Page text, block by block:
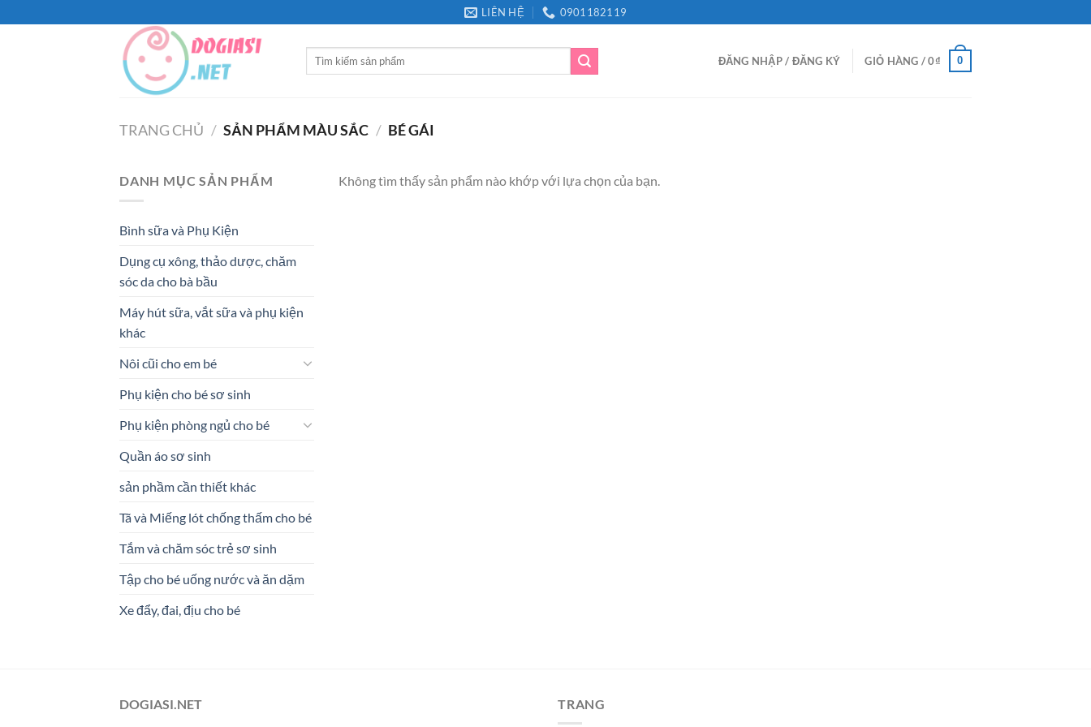
qua
LIÊN HỆ 0901182119
Tìm
ĐĂNG NHẬP / ĐĂNG KÝ GIỎ HÀNG /0₫ 0
TRANG CHỦ / SẢN PHẨM MÀU SẮC / BÉ GÁI
DANH MỤC SẢN PHẨM
Bình sữa và Phụ Kiện
Dụng cụ xông, thảo dược, chăm
sóc da cho bà bầu
Máy hút sữa, vắt sữa và phụ kiện
khác
Nôi cũi cho em bé
Phụ kiện cho bé sơ sinh
Phụ kiện phòng ngủ cho bé
Quần áo sơ sinh
sản phầm cần thiết khác
Tã và Miếng lót chống thấm cho bé
Tắm và chăm sóc trẻ sơ sinh
Tập cho bé uống nước và ăn dặm
Xe đẩy, đai, địu cho bé
Không tìm thấy sản phẩm nào khớp với lựa chọn của bạn.
DOGIASI.NET TRANG